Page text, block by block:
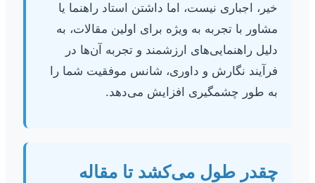
خیر، اجباری نیست، اما داشتن استاد راهنما یا
مشاور با تجربه به ویژه برای اولین مقالات، به
دلیل راهنمایی‌های ارزشمند و تجربه آن‌ها در
فرآیند نگارش و داوری، شانس موفقیت شما را
به طور چشمگیری افزایش می‌دهد.
چقدر طول می‌کشد تا مقاله